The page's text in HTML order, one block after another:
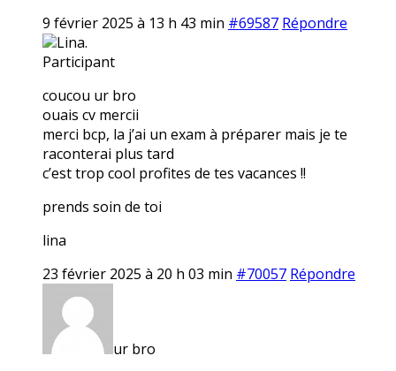
9 février 2025 à 13 h 43 min #69587 Répondre
Lina.
Participant
coucou ur bro
ouais cv mercii
merci bcp, la j’ai un exam à préparer mais je te
raconterai plus tard
c’est trop cool profites de tes vacances !!
prends soin de toi
lina
23 février 2025 à 20 h 03 min #70057 Répondre
ur bro